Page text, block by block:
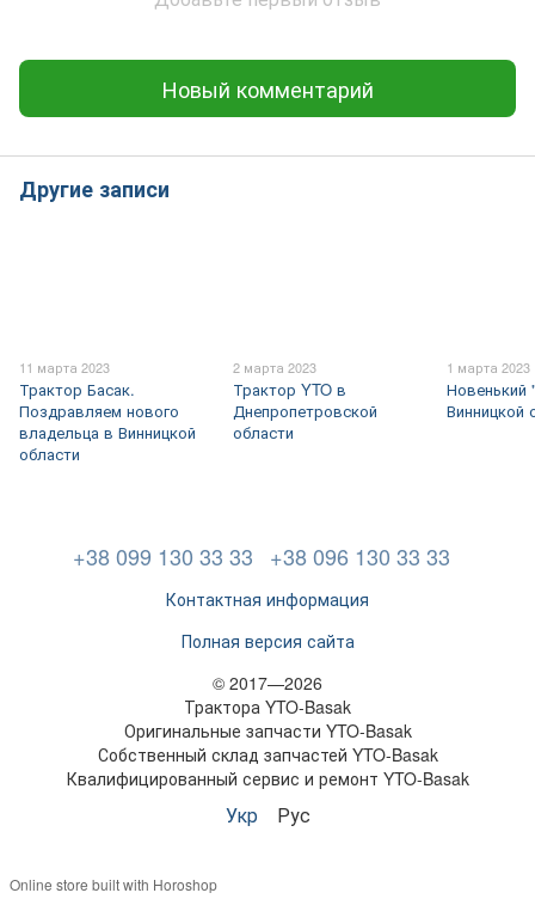
Новый комментарий
Другие записи
11 марта 2023
Трактор Басак.
Поздравляем нового
владельца в Винницкой
области
2 марта 2023
Трактор YTO в
Днепропетровской
области
1 марта 2023
Новенький
Винницкой
+38 099 130 33 33 +38 096 130 33 33
Контактная информация
Полная версия сайта
© 2017—2026
Трактора YTO-Basak
Оригинальные запчасти YTO-Basak
Собственный склад запчастей YTO-Basak
Квалифицированный сервис и ремонт YTO-Basak
Укр Рус
Online store built with Horoshop